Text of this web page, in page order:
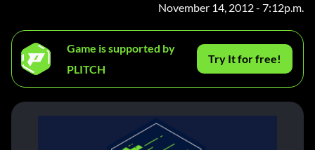
November 14, 2012 - 7:12p.m.
Game is supported by
PLITCH
Try It for free!